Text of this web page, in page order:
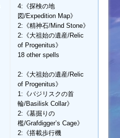
4:《探検の地
図/Expedition Map》
2:《精神石/Mind Stone》
2:《大祖始の遺産/Relic
of Progenitus》
18 other spells
2:《大祖始の遺産/Relic
of Progenitus》
1:《バジリスクの首
輪/Basilisk Collar》
2:《墓掘りの
檻/Grafdigger’s Cage》
2:《搭載歩行機